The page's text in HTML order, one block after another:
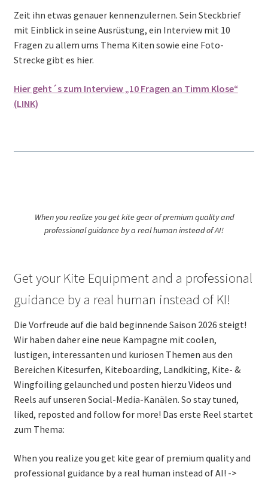
Zeit ihn etwas genauer kennenzulernen. Sein Steckbrief
mit Einblick in seine Ausrüstung, ein Interview mit 10
Fragen zu allem ums Thema Kiten sowie eine Foto-
Strecke gibt es hier.
Hier geht´s zum Interview „10 Fragen an Timm Klose“
(LINK)
When you realize you get kite gear of premium quality and
professional guidance by a real human instead of AI!
Get your Kite Equipment and a professional
guidance by a real human instead of KI!
Die Vorfreude auf die bald beginnende Saison 2026 steigt!
Wir haben daher eine neue Kampagne mit coolen,
lustigen, interessanten und kuriosen Themen aus den
Bereichen Kitesurfen, Kiteboarding, Landkiting, Kite- &
Wingfoiling gelaunched und posten hierzu Videos und
Reels auf unseren Social-Media-Kanälen. So stay tuned,
liked, reposted and follow for more! Das erste Reel startet
zum Thema:
When you realize you get kite gear of premium quality and
professional guidance by a real human instead of AI! ->